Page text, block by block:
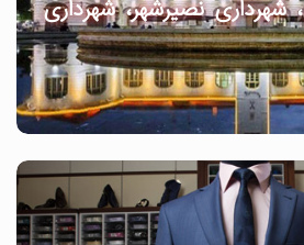
شهرداری نصیرشهر، شهرداری